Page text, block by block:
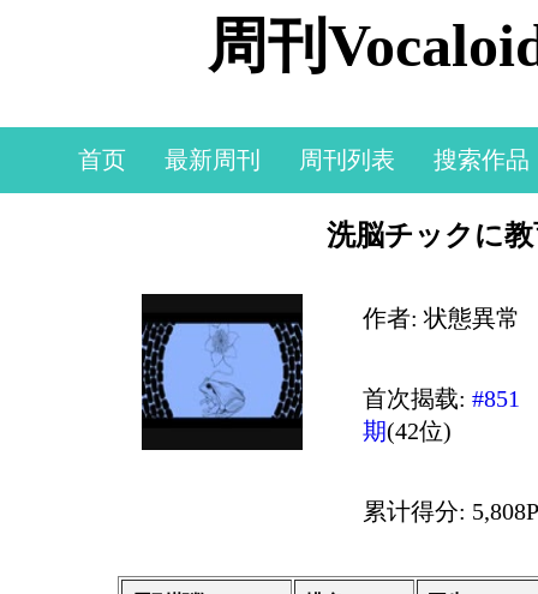
周刊
首页 最新周刊 周刊列表 搜索作品
洗脳チックに
作者: 状態異常
首次揭载: #851
期(42位)
累计得分: